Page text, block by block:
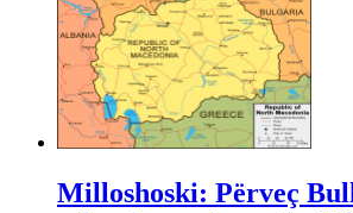
Milloshoski: Përveç